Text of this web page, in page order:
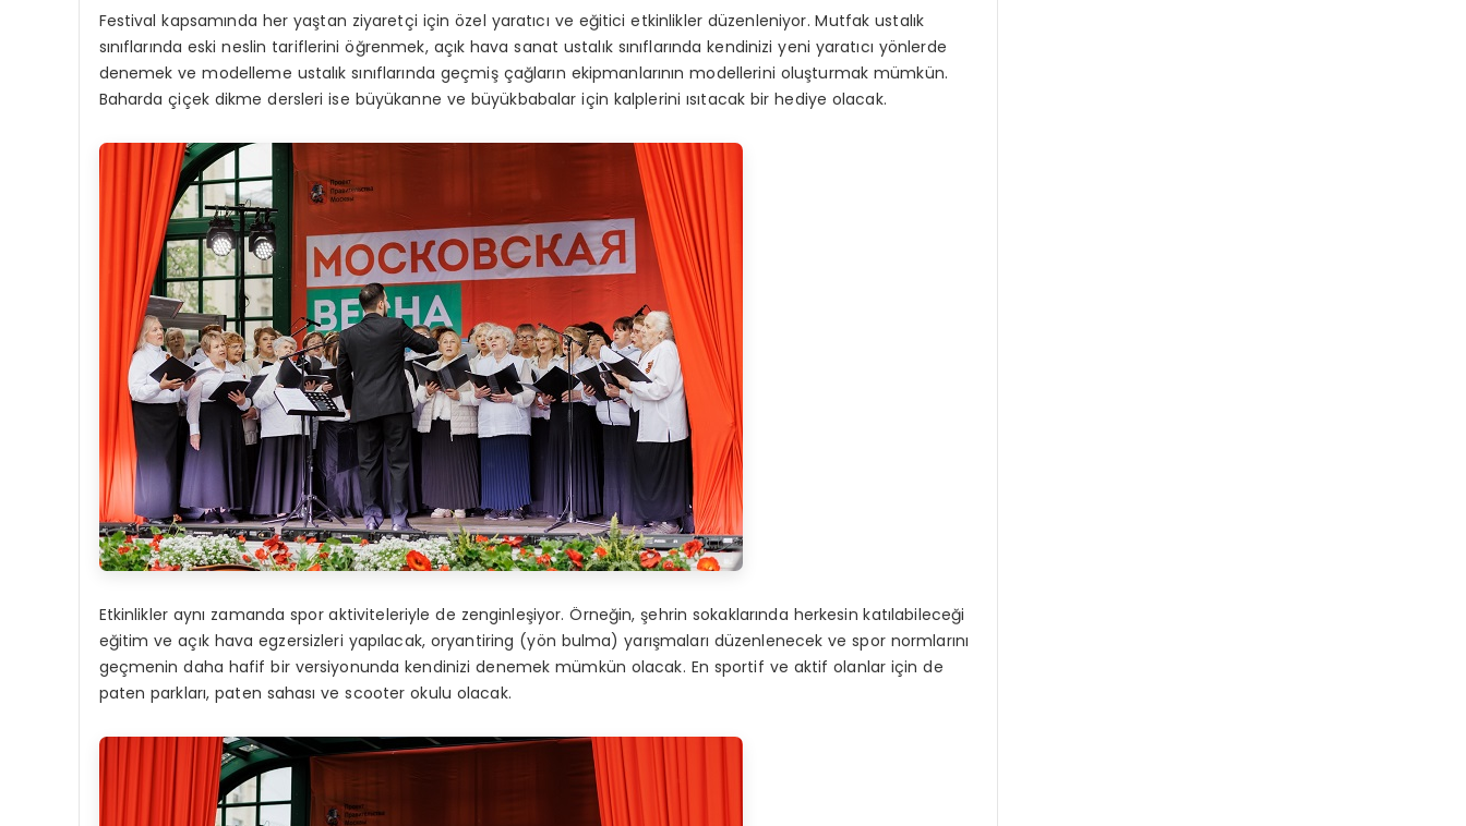
Festival kapsamında her yaştan ziyaretçi için özel yaratıcı ve eğitici etkinlikler düzenleniyor. Mutfak ustalık
sınıflarında eski neslin tariflerini öğrenmek, açık hava sanat ustalık sınıflarında kendinizi yeni yaratıcı yönlerde
denemek ve modelleme ustalık sınıflarında geçmiş çağların ekipmanlarının modellerini oluşturmak mümkün.
Baharda çiçek dikme dersleri ise büyükanne ve büyükbabalar için kalplerini ısıtacak bir hediye olacak.
Etkinlikler aynı zamanda spor aktiviteleriyle de zenginleşiyor. Örneğin, şehrin sokaklarında herkesin katılabileceği
eğitim ve açık hava egzersizleri yapılacak, oryantiring (yön bulma) yarışmaları düzenlenecek ve spor normlarını
geçmenin daha hafif bir versiyonunda kendinizi denemek mümkün olacak. En sportif ve aktif olanlar için de
paten parkları, paten sahası ve scooter okulu olacak.